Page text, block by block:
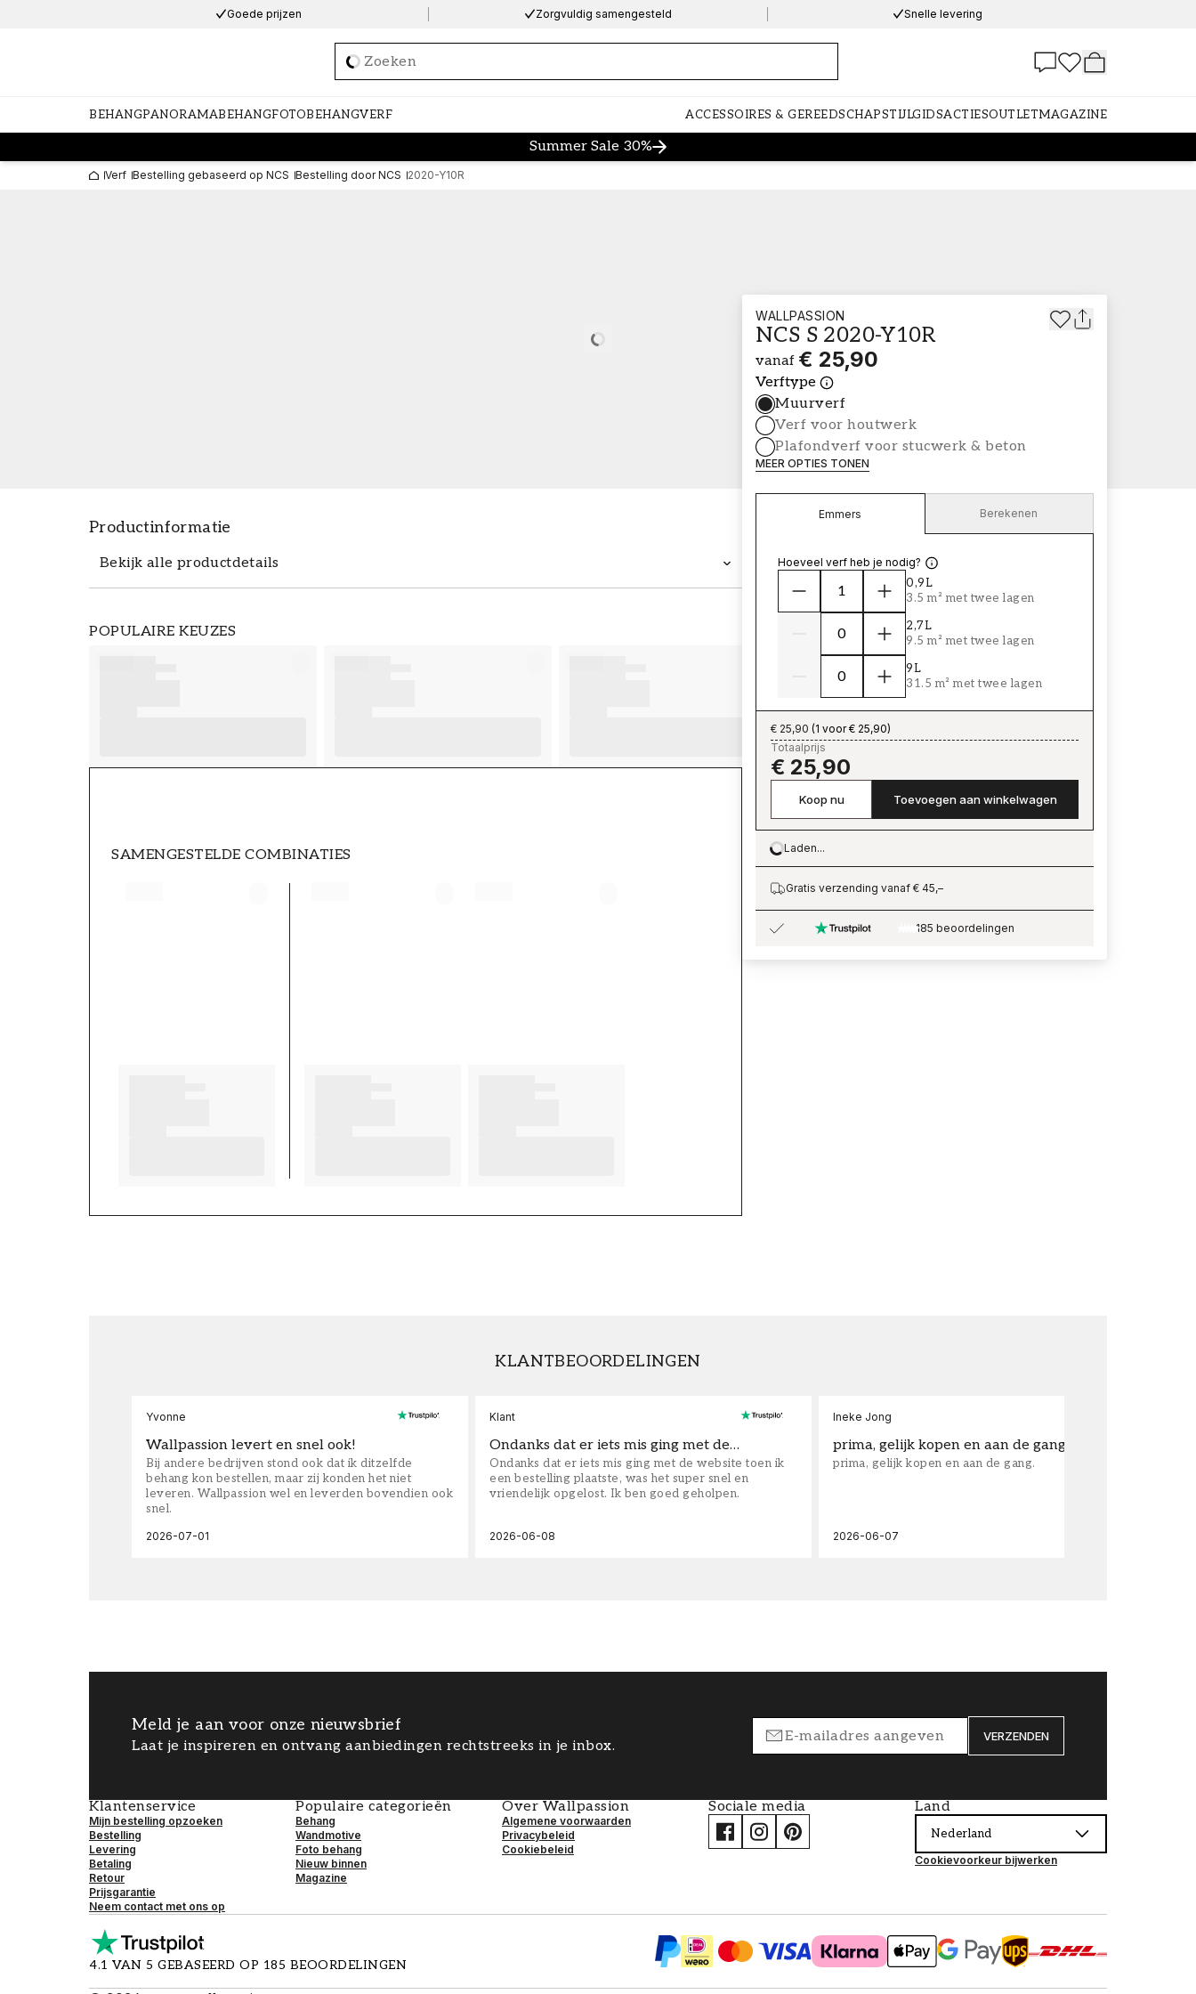
Goede prijzen Zorgvuldig samengesteld Snelle levering
Loading…
BEHANGPANORAMABEHANGFOTOBEHANGVERF ACCESSOIRES & GEREEDSCHAPSTIJLGIDSACTIESOUTLETMAGAZINE
Summer Sale 30%
Verf Bestelling gebaseerd op NCS Bestelling door NCS 2020-Y10R
Loading…
Productinformatie
Bekijk alle productdetails
POPULAIRE KEUZES
SAMENGESTELDE COMBINATIES
WALLPASSION
NCS S 2020-Y10R
vanaf € 25,90
Verftype
Muurverf
Verf voor houtwerk
Plafondverf voor stucwerk & beton
MEER OPTIES TONEN
Emmers Berekenen
Hoeveel verf heb je nodig?
0,9L
3.5 m² met twee lagen
2,7L
9.5 m² met twee lagen
9L
31.5 m² met twee lagen
€ 25,90 (1 voor € 25,90)
Totaalprijs
€ 25,90
Koop nu Toevoegen aan winkelwagen
Loading…
Laden...
Gratis verzending vanaf € 45,–
185 beoordelingen
KLANTBEOORDELINGEN
Yvonne
Wallpassion levert en snel ook!
Bij andere bedrijven stond ook dat ik ditzelfde
behang kon bestellen, maar zij konden het niet
leveren. Wallpassion wel en leverden bovendien ook
snel.
2026-07-01
Klant
Ondanks dat er iets mis ging met de…
Ondanks dat er iets mis ging met de website toen ik
een bestelling plaatste, was het super snel en
vriendelijk opgelost. Ik ben goed geholpen.
2026-06-08
Ineke Jong
prima, gelijk kopen en aan de gang.
prima, gelijk kopen en aan de gang.
2026-06-07
Meld je aan voor onze nieuwsbrief
Laat je inspireren en ontvang aanbiedingen rechtstreeks in je inbox.
VERZENDEN
Klantenservice
Mijn bestelling opzoeken
Bestelling
Levering
Betaling
Retour
Prijsgarantie
Neem contact met ons op
Populaire categorieën
Behang
Wandmotive
Foto behang
Nieuw binnen
Magazine
Over Wallpassion
Algemene voorwaarden
Privacybeleid
Cookiebeleid
Sociale media Land
Nederland
Cookievoorkeur bijwerken
4.1 VAN 5 GEBASEERD OP 185 BEOORDELINGEN